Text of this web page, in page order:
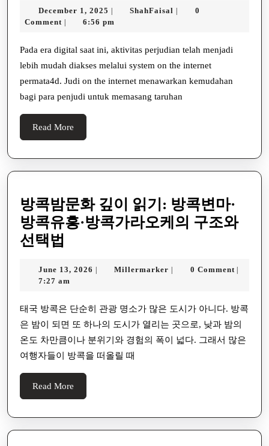
레
하
세
요!
Untuk
Kemenangan
Anda
Di
December 1, 2025 December
1,
| ShahFaisal ShahFaisal
|
0
Comment | 6:56 pm
Pada era digital saat ini, aktivitas perjudian telah menjadi
lebih mudah diakses melalui system on the internet
permata4d. Judi on the internet menawarkan kemudahan
bagi para penjudi untuk memasang taruhan
Read More
More
방콕밤문화 깊이 읽기: 방콕변마·
방콕유흥·방콕가라오케의 구조와
선택법
밤
화
깊
이
읽
기:
방
콕
June 13, 2026 June
| Millermarker Millermarker
| 0 Comment |
7:27 am
태국 방콕은 단순히 관광 명소가 많은 도시가 아니다. 방콕
은 밤이 되면 또 하나의 도시가 열리는 곳으로, 낮과 밤의
온도 차만큼이나 분위기와 경험의 폭이 넓다. 그래서 많은
여행자들이 방콕을 떠올릴 때
Read More
More